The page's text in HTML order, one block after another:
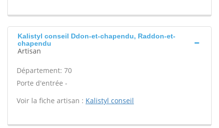
Kalistyl conseil Ddon-et-chapendu, Raddon-et-
chapendu
Artisan
Département: 70
Porte d'entrée -
Voir la fiche artisan : Kalistyl conseil